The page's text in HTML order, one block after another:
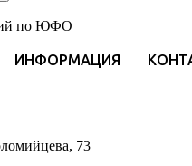
по ЮФО
ИНФОРМАЦИЯ
73